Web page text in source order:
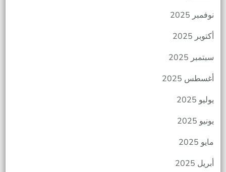
نوفمبر 2025
أكتوبر 2025
سبتمبر 2025
أغسطس 2025
يوليو 2025
يونيو 2025
مايو 2025
أبريل 2025